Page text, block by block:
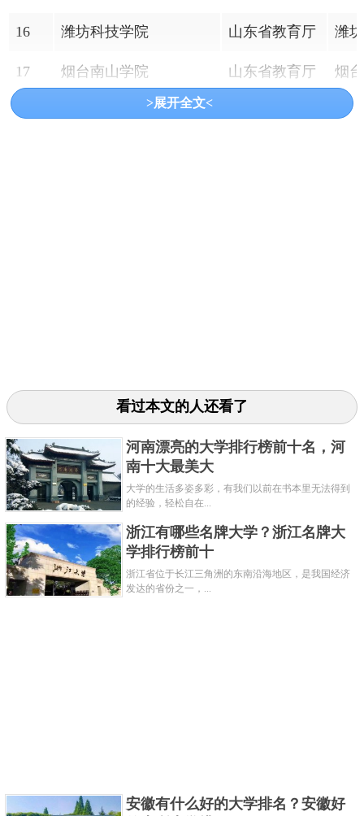
16 潍坊科技学院 山东省教育厅 潍坊
17 烟台南山学院 山东省教育厅 烟台
18 潍坊理工学院 潍坊
25 青岛恒星科技学院 山东省教育厅 青岛
中国海洋大学简介
划”、“111计划”、“强基计划”、卓越工程师教育培养计
>展开全文<
看过本文的人还看了
河南漂亮的大学排行榜前十名，河
南十大最美大
大学的生活多姿多彩，有我们以前在书本里无法得到
的经验，轻松自在...
浙江有哪些名牌大学？浙江名牌大
学排行榜前十
浙江省位于长江三角洲的东南沿海地区，是我国经济
发达的省份之一，...
安徽有什么好的大学排名？安徽好